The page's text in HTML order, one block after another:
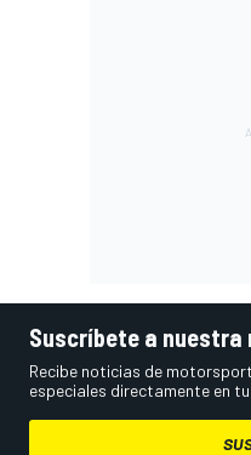
Suscríbete a
Recibe noticias de
especiales directamente en